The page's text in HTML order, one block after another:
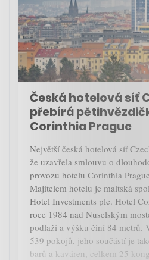
Česká hotelová síť
přebírá
Corinthia Prague
Největší česká hotelová síť
že uzavřela smlouvu o
provozu hotelu Corinthia
Majitelem hotelu je maltská
Hotel Investments plc. Hotel
roce 1984 nad Nuselským
podlaží a výšku činí 84 metrů.
539 pokojů, jeho součástí je
barů a kaváren, celkem 25